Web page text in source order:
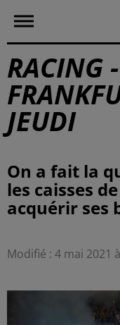
RACING
JEUDI
On a fait la
les caisses
acquérir ses
Modifié : 4 mai 2021